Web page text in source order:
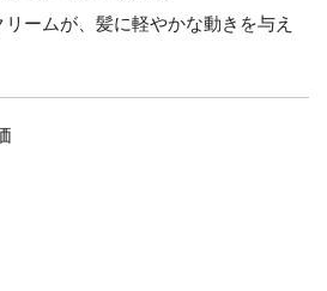
ームが、髪に軽やかな動きを与え